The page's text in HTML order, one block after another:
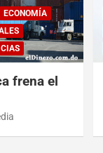
ECONOMÍA
frena el